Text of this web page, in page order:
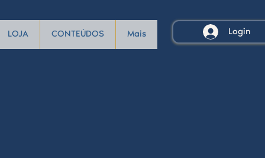
LOJA CONTEÚDOS Mais Login